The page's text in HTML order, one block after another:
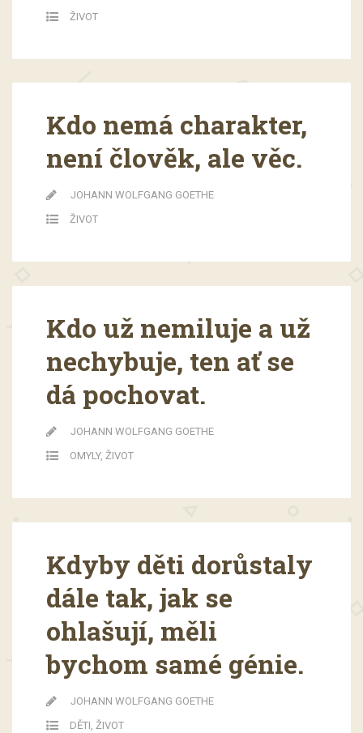
ŽIVOT
Kdo nemá charakter,
není člověk, ale věc.
JOHANN WOLFGANG GOETHE
ŽIVOT
Kdo už nemiluje a už
nechybuje, ten ať se
dá pochovat.
JOHANN WOLFGANG GOETHE
OMYLY, ŽIVOT
Kdyby děti dorůstaly
dále tak, jak se
ohlašují, měli
bychom samé génie.
JOHANN WOLFGANG GOETHE
DĚTI, ŽIVOT